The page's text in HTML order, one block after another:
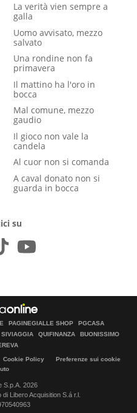
La verità vien sempre a
galla
Uomo avvisato, mezzo
salvato
Una rondine non fa
primavera
Il mattino ha l'oro in
bocca
Mal comune, mezzo
gaudio
Il gioco non vale la
candela
Al cuor non si comanda
A caval donato non si
guarda in bocca
su
PAGINEGIALLE SHOP
PGCASA
SIVIAGGIA QUIFINANZA
BUONISSIMO
Cookie Policy
Preferenze sui cookie
S.p.A. 2026
Libero Acquisition S.á r.l.